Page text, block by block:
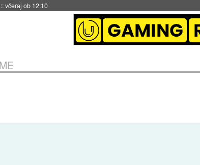
::včeraj ob 12:10